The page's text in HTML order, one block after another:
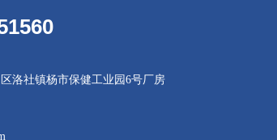
洛社镇杨市保健工业园6号厂房